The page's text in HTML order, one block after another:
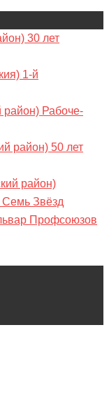
30 лет
1-й
район) Рабоче-
район) 50 лет
район)
Звёзд
Профсоюзов